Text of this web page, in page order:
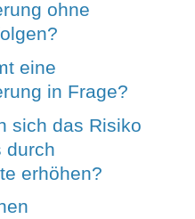
ohne
eine
in Frage?
sich das Risiko
durch
erhöhen?